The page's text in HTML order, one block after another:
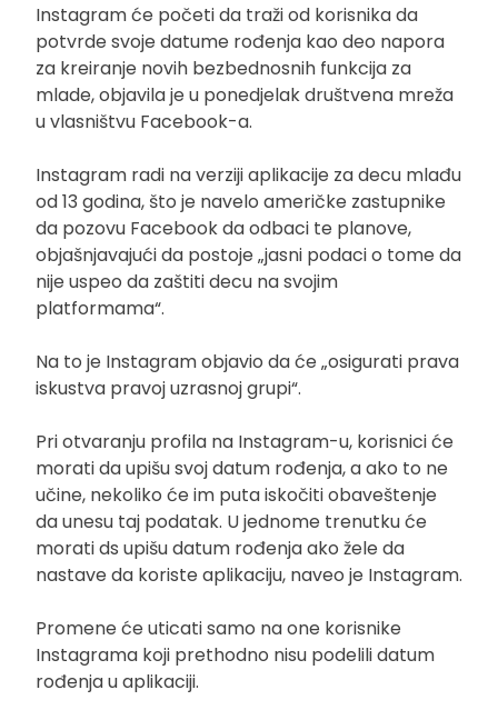
Instagram će početi da traži od korisnika da
potvrde svoje datume rođenja kao deo napora
za kreiranje novih bezbednosnih funkcija za
mlade, objavila je u ponedjelak društvena mreža
u vlasništvu Facebook-a.
Instagram radi na verziji aplikacije za decu mlađu
od 13 godina, što je navelo američke zastupnike
da pozovu Facebook da odbaci te planove,
objašnjavajući da postoje „jasni podaci o tome da
nije uspeo da zaštiti decu na svojim
platformama“.
Na to je Instagram objavio da će „osigurati prava
iskustva pravoj uzrasnoj grupi“.
Pri otvaranju profila na Instagram-u, korisnici će
morati da upišu svoj datum rođenja, a ako to ne
učine, nekoliko će im puta iskočiti obaveštenje
da unesu taj podatak. U jednome trenutku će
morati ds upišu datum rođenja ako žele da
nastave da koriste aplikaciju, naveo je Instagram.
Promene će uticati samo na one korisnike
Instagrama koji prethodno nisu podelili datum
rođenja u aplikaciji.